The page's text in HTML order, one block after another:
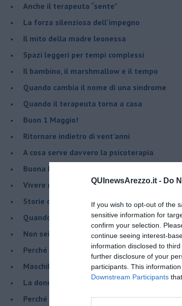
QUInewsArezzo.it - Do
If you wish to opt-out of the
sensitive information for
confirm your selection.
continue seeing interest-
information disclosed to
further disclosure of your
participants. This
Downstream Participants
​Anche il terapeuta “sente”
​La forza silenziosa dell'impegno
​Il mito della madre leonessa
Spazi leggeri per tempi complessi
Il bambino, il marshmallow e il tempo
​Quando cambia il nome di una sindrome
​Quando il terapeuta torna a casa
​Buon 1 Maggio!
Ritornare indietro di vent’anni
​A cosa serve davvero la psicoterapia
​Buona Pasqua e … buona rinascita!
​Vivere nell’incertezza
​Storie di rinascita: i Take That
​Quando la rigidità del terapeuta è
​Non sei indietro, stai seguendo il tuo tempo
​Perché abbiamo bisogno di Sanremo?
​Maschilismo inconsapevole
​La donna può scegliere di non essere madre!
​Perché abbiamo così bisogno di supereroi?